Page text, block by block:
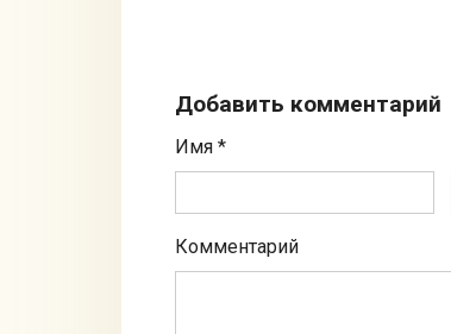
Добавить комментарий
Имя *
Комментарий